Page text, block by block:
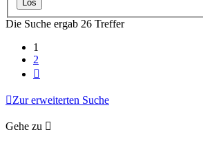
Die Suche ergab 26 Treffer
1
2
Zur erweiterten Suche
Gehe zu